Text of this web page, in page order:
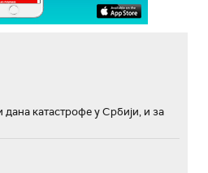
катастрофе у Србији, и за